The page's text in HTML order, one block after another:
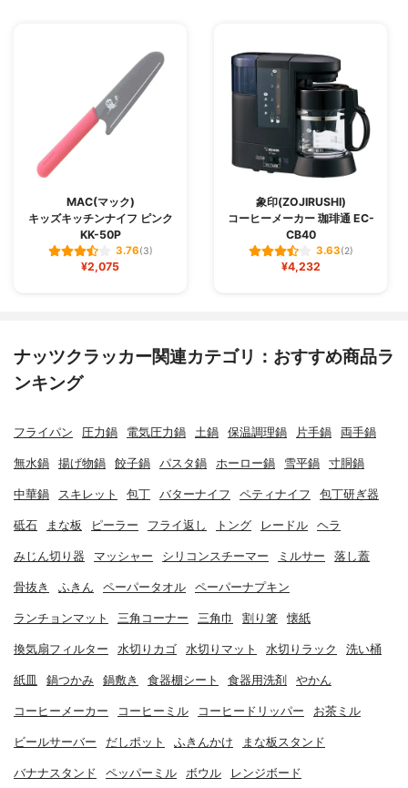
MAC(マック)
キッズキッチンナイフ ピンク
KK-50P
3.76(3)
¥2,075
象印(ZOJIRUSHI)
コーヒーメーカー 珈琲通 EC-
CB40
3.63(2)
¥4,232
ナッツクラッカー関連カテゴリ：おすすめ商品ラ
ンキング
フライパン 圧力鍋 電気圧力鍋 土鍋 保温調理鍋 片手鍋 両手鍋
無水鍋 揚げ物鍋 餃子鍋 パスタ鍋 ホーロー鍋 雪平鍋 寸胴鍋
中華鍋 スキレット 包丁 バターナイフ ペティナイフ 包丁研ぎ器
砥石 まな板 ピーラー フライ返し トング レードル ヘラ
みじん切り器 マッシャー シリコンスチーマー ミルサー 落し蓋
骨抜き ふきん ペーパータオル ペーパーナプキン
ランチョンマット 三角コーナー 三角巾 割り箸 懐紙
換気扇フィルター 水切りカゴ 水切りマット 水切りラック 洗い桶
紙皿 鍋つかみ 鍋敷き 食器棚シート 食器用洗剤 やかん
コーヒーメーカー コーヒーミル コーヒードリッパー お茶ミル
ビールサーバー だしポット ふきんかけ まな板スタンド
バナナスタンド ペッパーミル ボウル レンジボード